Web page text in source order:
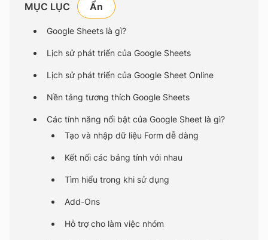
MỤC LỤC
Google Sheets là gì?
Lịch sử phát triển của Google Sheets
Lịch sử phát triển của Google Sheet Online
Nền tảng tương thích Google Sheets
Các tính năng nổi bật của Google Sheet là gì?
Tạo và nhập dữ liệu Form dễ dàng
Kết nối các bảng tính với nhau
Tìm hiểu trong khi sử dụng
Add-Ons
Hỗ trợ cho làm việc nhóm